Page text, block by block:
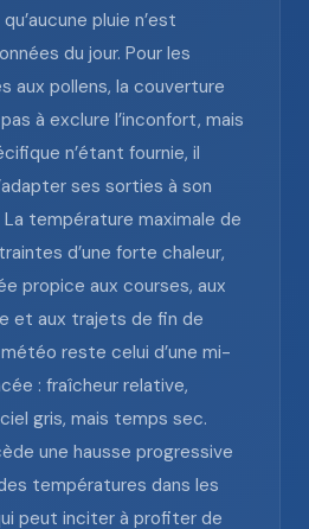
pluie n’est
du jour. Pour les
aux pollens, la couverture
à exclure l’inconfort, mais
n’étant fournie, il
ses sorties à son
température maximale de
d’une forte chaleur,
propice aux courses, aux
et aux trajets de fin de
reste celui d’une mi-
: fraîcheur relative,
gris, mais temps sec.
une hausse progressive
températures dans les
peut inciter à profiter de